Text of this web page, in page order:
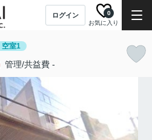
ログイン
お気に入り
0
空室1
管理/共益費 -